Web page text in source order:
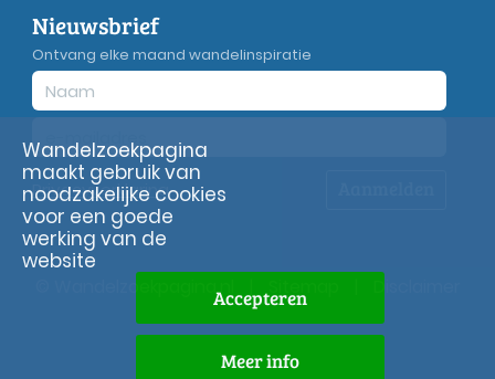
Nieuwsbrief
Ontvang elke maand wandelinspiratie
Privacyverklaring
© Wandelzoekpagina.nl
Wandelzoekpagina
maakt gebruik van
noodzakelijke cookies
voor een goede
werking van de
website
Accepteren
Meer info